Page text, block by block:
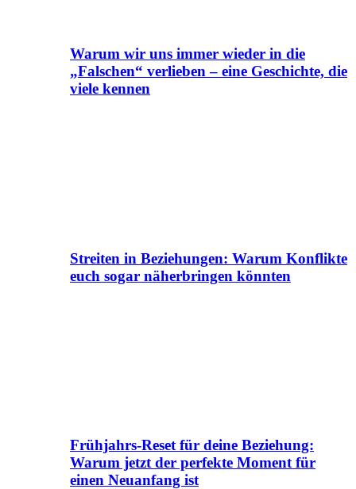
Warum wir uns immer wieder in die
„Falschen“ verlieben – eine Geschichte, die
viele kennen
Streiten in Beziehungen: Warum Konflikte
euch sogar näherbringen könnten
Frühjahrs-Reset für deine Beziehung:
Warum jetzt der perfekte Moment für
einen Neuanfang ist